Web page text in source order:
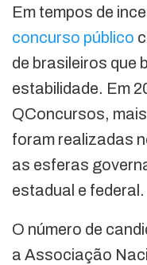
Em tempos de
concurso público
de brasileiros que
estabilidade. Em
QConcursos,
foram realizadas
as esferas
estadual e federal.
O número de
a Associação